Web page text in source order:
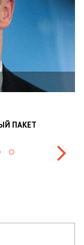
ПАКЕТ